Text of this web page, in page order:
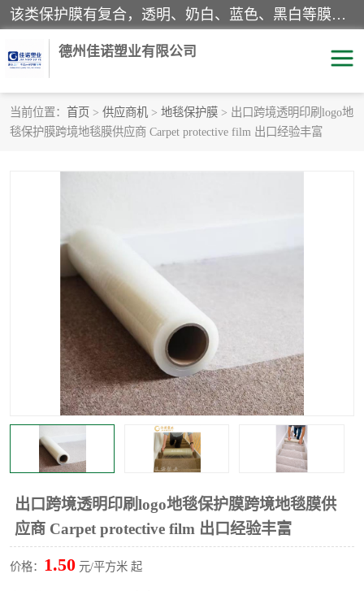
该类保护膜有复合，透明、奶白、蓝色、黑白等膜型。特高粘，高粘，中高粘，中粘，中低粘，低粘等。对于不同的粘力要求有相应的产品相适配。无胶渍残留污染。在较宽的收卷幅度下平整无皱纹，收卷长度大，利于机械化及自动化施工粘贴。为您的产品提供的表面保护解决方案。 产品广泛适用于：铝材、不锈钢、金属、塑料、电子、家电、家具、玻璃、化工材料、装饰材料等。
德州佳诺塑业有限公司
当前位置： 首页 > 供应商机 > 地毯保护膜 > 出口跨境透明印刷logo地
毯保护膜跨境地毯膜供应商 Carpet protective film 出口经验丰富
出口跨境透明印刷logo地毯保护膜跨境地毯膜供
应商 Carpet protective film 出口经验丰富
价格： 1.50 元/平方米 起
pe保护膜 包装膜
黑白保护膜 乳白保护膜
印字保护膜 彩钢板保护膜
不绣钢板保护膜 两边上胶保护膜
窗缝阻风胶带 铝板保护膜
不锈钢板保护膜 一次性隔离膜